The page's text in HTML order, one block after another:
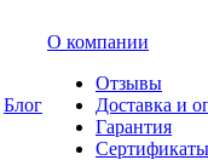
Блог
О компании
Отзывы
Доставка и
Гарантия
Сертификаты